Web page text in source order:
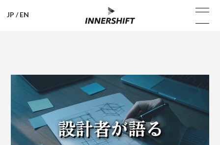
JP /EN